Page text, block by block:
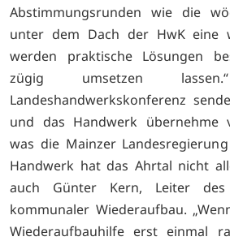
Abstimmungsrunden wie die
unter dem Dach der HwK eine
werden praktische Lösungen
zügig umsetzen
Landeshandwerkskonferenz
und das Handwerk übernehme
was die Mainzer
Handwerk hat das Ahrtal nicht
auch Günter Kern, Leiter des
kommunaler Wiederaufbau.
Wiederaufbauhilfe erst einmal